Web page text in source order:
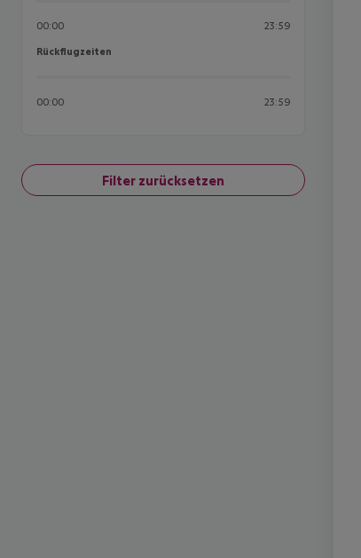
00:00 23:59
Rückflugzeiten
Rückflugzeiten
00:00 23:59
Filter zurücksetzen